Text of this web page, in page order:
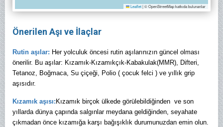
Leaflet|© OpenStreetMap katkıda bulunanlar
Önerilen Aşı ve İlaçlar
Rutin aşılar: Her yolculuk öncesi rutin aşılarınızın güncel olması
önerilir. Bu aşılar: Kızamık-Kızamıkçık-Kabakulak(MMR), Difteri,
Tetanoz, Boğmaca, Su çiçeği, Polio ( çocuk felci ) ve yıllık grip
aşısıdır.
Kızamık aşısı: Kızamık birçok ülkede görülebildiğinden ve son
yıllarda dünya çapında salgınlar meydana geldiğinden, seyahate
çıkmadan önce kızamığa karşı bağışıklık durumunuzdan emin olun.